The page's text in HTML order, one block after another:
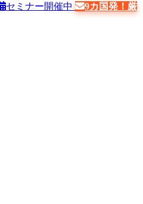
セミナー開催中
9カ国発！厳